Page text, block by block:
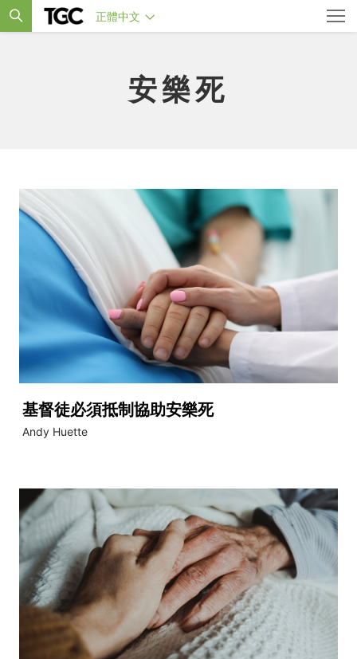
正體中文
安樂死
基督徒必須抵制協助安樂死
Andy Huette